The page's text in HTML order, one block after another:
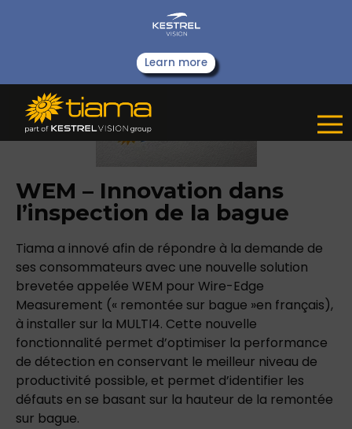
Learn more
WEM – Innovation dans
l’inspection de la bague
Tiama a innové afin de répondre à la demande de
ses consommateurs avec une nouvelle solution
brevetée appelée WEM pour Wire-Edge
Measurement (« remontée sur bague »en français),
à installer sur la MULTI4. Cette nouvelle
fonctionnalité permet d’optimiser la performance
de détection en conservant le meilleur niveau de
productivité possible, et permet d’identifier les
défauts en se basant sur la hauteur de la remontée
sur bague.